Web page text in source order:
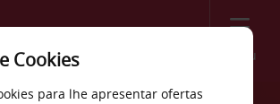
Menu
Cookies
para lhe apresentar ofertas